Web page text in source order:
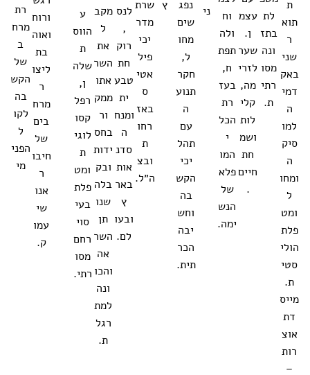
ת
תוא
ר
שני
באק
דמי
ה
למו
סיק
ה
ומחו
ל
ומט
פלת
הולי
סטי
ת.
מייס
דת
אוצ
רות
–
לת
בתז
ונה
מסו
רתי
ת.
עצמ
ן.
שער
לזרי
מה,
קלי
לות
ושמ
חת
חיים
.
וח
ולה
תפת
ח,
בעז
רת
הכל
י
המו
פלא
של
הנש
ימה.
ני
נפג
שים
מחו
ל,
חקר
תנוע
ה
עם
תהל
יכי
הקש
בה
וחש
יבה
הכר
תית.
ץ שרת
מדר
יכי
פיל
אטי
ס
באז
רחו
ת
ובצ
ה״ל.
לנס
,
רוק
חת
טבע
ית
ומנח
ה
סדנ
אות
באר
ץ
ובעו
לם.
מקב
ל
את
השר
אתו
ממק
ור
בחס
ידות
ובק
בלה
שנו
תן
השר
אה
והכו
ונה
למת
רגל
ת.
ע
הווס
ת
שלה
ן,
רפל
קסו
לוגי
ת
ומט
פלת
בעי
סוי
רחם
מסו
רתי.
ורוח
ואוה
בת
ליצו
ר
מרח
בים
של
חיבו
ר
אנו
שי
עמו
ק.
רת
מרח
ב
של
הקש
בה
לקו
ל
הפני
מי